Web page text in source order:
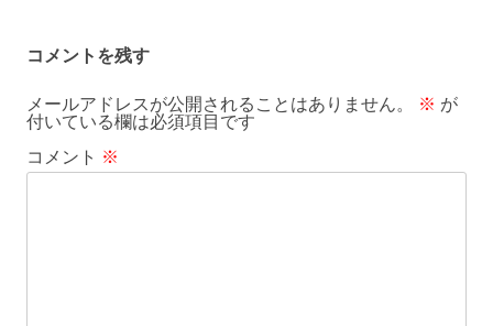
ゲ
ー
コメントを残す
メールアドレスが公開されることはありません。
※ が
付いている欄は必須項目です
コメント ※